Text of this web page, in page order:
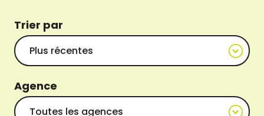
Trier par
Agence